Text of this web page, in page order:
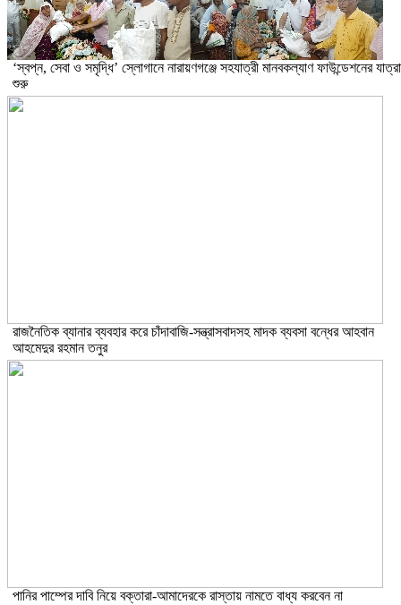
‘স্বপ্ন, সেবা ও সমৃদ্ধি’ স্লোগানে নারায়ণগঞ্জে সহযাত্রী মানবকল্যাণ ফাউন্ডেশনের যাত্রা
শুরু
রাজনৈতিক ব্যানার ব্যবহার করে চাঁদাবাজি-সন্ত্রাসবাদসহ মাদক ব্যবসা বন্ধের আহবান
আহমেদুর রহমান তনুর
পানির পাম্পের দাবি নিয়ে বক্তারা-আমাদেরকে রাস্তায় নামতে বাধ্য করবেন না